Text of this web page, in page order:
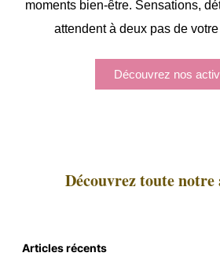
moments bien-être. Sensations,
attendent à deux pas de
Découvrez nos
Découvrez toute
Articles récents